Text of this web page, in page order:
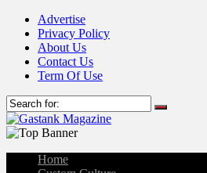
Advertise
Privacy Policy
About Us
Contact Us
Term Of Use
Home